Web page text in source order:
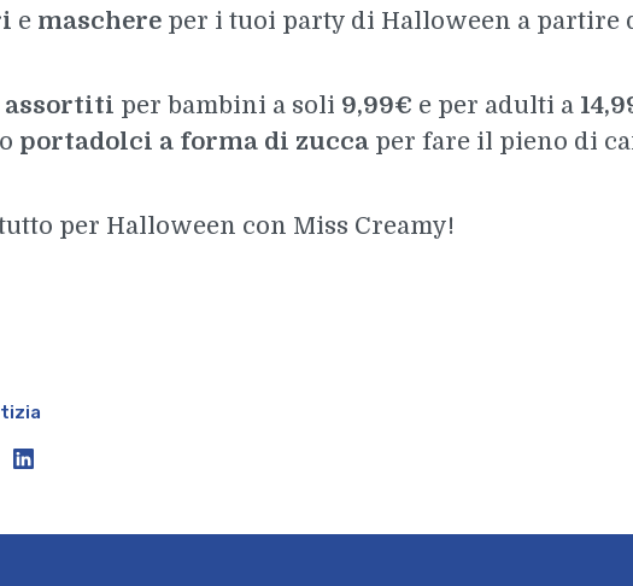
e maschereper i tuoi party di Halloween a partire
assortiti per bambini a soli 9,99€ e per adulti a
portadolci a forma di zucca per fare il pieno di
per Halloween con Miss Creamy!
linkedin